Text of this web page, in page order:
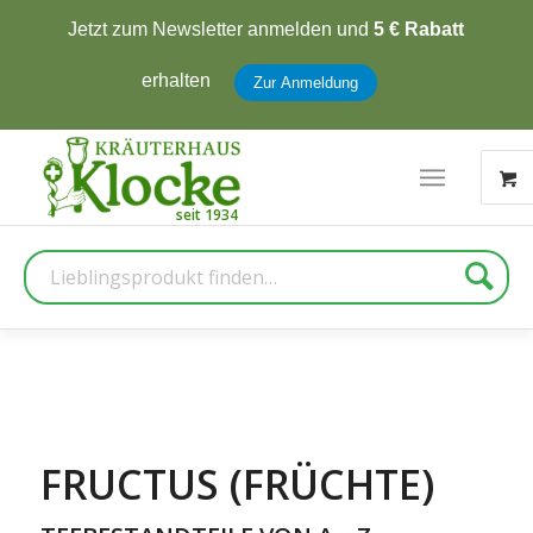
Jetzt zum Newsletter anmelden und5 € Rabatt
erhalten Zur Anmeldung
Suche
FRUCTUS (FRÜCHTE)